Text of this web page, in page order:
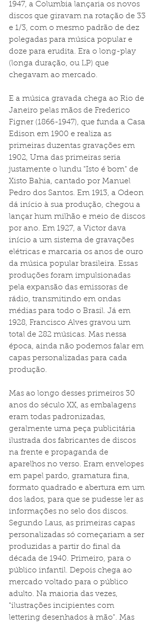
1947, a Columbia lançaria os novos
discos que giravam na rotação de 33
e 1/3, com o mesmo padrão de dez
polegadas para música popular e
doze para erudita. Era o long-play
(longa duração, ou LP) que
chegavam ao mercado.
E a música gravada chega ao Rio de
Janeiro pelas mãos de Frederico
Figner (1866-1947), que funda a Casa
Edison em 1900 e realiza as
primeiras duzentas gravações em
1902, Uma das primeiras seria
justamente o lundu "Isto é bom" de
Xisto Bahia, cantado por Manuel
Pedro dos Santos. Em 1913, a Odeon
dá início à sua produção, chegou a
lançar hum milhão e meio de discos
por ano. Em 1927, a Victor dava
início a um sistema de gravações
elétricas e marcaria os anos de ouro
da música popular brasileira. Essas
produções foram impulsionadas
pela expansão das emissoras de
rádio, transmitindo em ondas
médias para todo o Brasil. Já em
1928, Francisco Alves gravou um
total de 282 músicas. Mas nessa
época, ainda não podemos falar em
capas personalizadas para cada
produção.
Mas ao longo desses primeiros 30
anos do século XX, as embalagens
eram todas padronizadas,
geralmente uma peça publicitária
ilustrada dos fabricantes de discos
na frente e propaganda de
aparelhos no verso. Eram envelopes
em papel pardo, gramatura fina,
formato quadrado e abertura em um
dos lados, para que se pudesse ler as
informações no selo dos discos.
Segundo Laus, as primeiras capas
personalizadas só começariam a ser
produzidas a partir do final da
década de 1940. Primeiro, para o
público infantil. Depois chega ao
mercado voltado para o público
adulto. Na maioria das vezes,
"ilustrações incipientes com
lettering desenhados à mão". Mas